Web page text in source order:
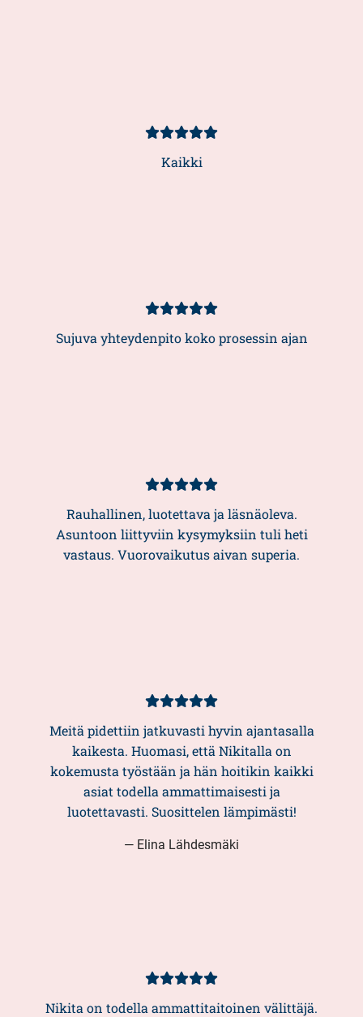
Asiakasarvio
5/5Kaikki
Asiakasarvio
Sujuva yhteydenpito koko prosessin ajan
Asiakasarvio
5/5
Rauhallinen, luotettava ja läsnäoleva.
Asuntoon liittyviin kysymyksiin tuli heti
vastaus. Vuorovaikutus aivan superia.
Asiakasarvio
5/5
Meitä pidettiin jatkuvasti hyvin ajantasalla
kaikesta. Huomasi, että Nikitalla on
kokemusta työstään ja hän hoitikin kaikki
asiat todella ammattimaisesti ja
luotettavasti. Suosittelen lämpimästi!
— Elina Lähdesmäki
Asiakasarvio
Nikita on todella ammattitaitoinen välittäjä.